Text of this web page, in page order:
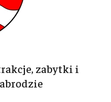
zabytki i